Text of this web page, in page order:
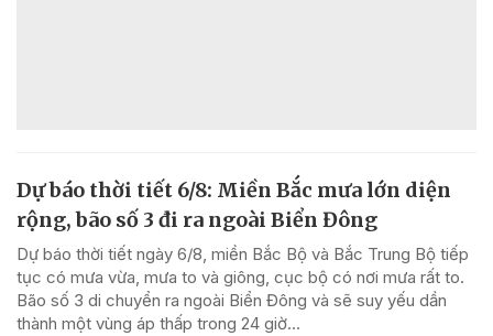
Dự báo thời tiết 6/8: Miền Bắc mưa lớn diện
rộng, bão số 3 đi ra ngoài Biển Đông
Dự báo thời tiết ngày 6/8, miền Bắc Bộ và Bắc Trung Bộ tiếp
tục có mưa vừa, mưa to và giông, cục bộ có nơi mưa rất to.
Bão số 3 di chuyển ra ngoài Biển Đông và sẽ suy yếu dần
thành một vùng áp thấp trong 24 giờ...